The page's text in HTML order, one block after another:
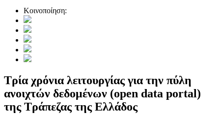
Κοινοποίηση:
Τρία χρόνια λειτουργίας για την πύλη
ανοιχτών δεδομένων (open data portal)
της Τράπεζας της Ελλάδος